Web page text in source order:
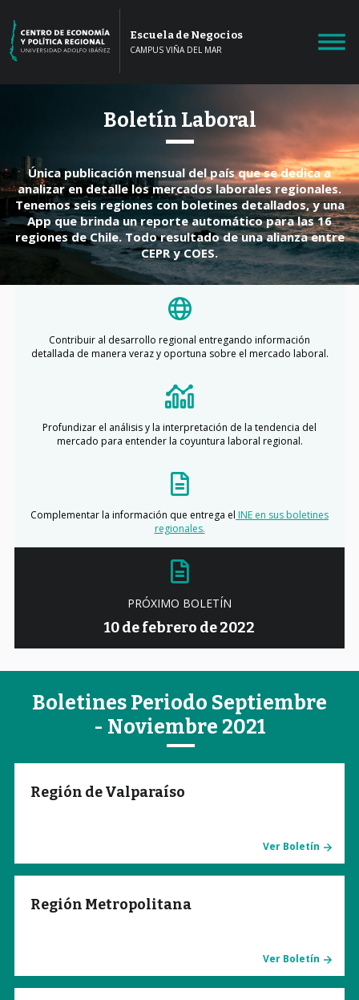
Escuela de Negocios
CAMPUS VIÑA DEL MAR
Boletín Laboral
Única publicación mensual del país que se dedica a
analizar en detalle los mercados laborales regionales.
Tenemos seis regiones con boletines detallados, y una
App que brinda un reporte automático para las 16
regiones de Chile. Todo resultado de una alianza entre
CEPR y COES.
Contribuir al desarrollo regional entregando información
detallada de manera veraz y oportuna sobre el mercado laboral.
Profundizar el análisis y la interpretación de la tendencia del
mercado para entender la coyuntura laboral regional.
Complementar la información que entrega el INE en sus boletines
regionales.
PRÓXIMO BOLETÍN
10 de febrero de 2022
Boletines Periodo Septiembre
- Noviembre 2021
Región de Valparaíso
Ver Boletín
Región Metropolitana
Ver Boletín